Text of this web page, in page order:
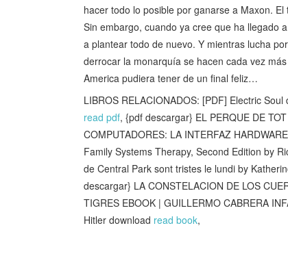
hacer todo lo posible por ganarse a Maxon.
Sin embargo, cuando ya cree que ha llegado
a plantear todo de nuevo. Y mientras lucha
derrocar la monarquía se hacen cada vez
America pudiera tener de un final feliz…
LIBROS RELACIONADOS: [PDF] Electric Soul
read pdf, {pdf descargar} EL PERQUE DE
COMPUTADORES: LA INTERFAZ
Family Systems Therapy, Second Edition by
de Central Park sont tristes le lundi by
descargar} LA CONSTELACION DE LOS
TIGRES EBOOK | GUILLERMO CABRERA
Hitler download read book,